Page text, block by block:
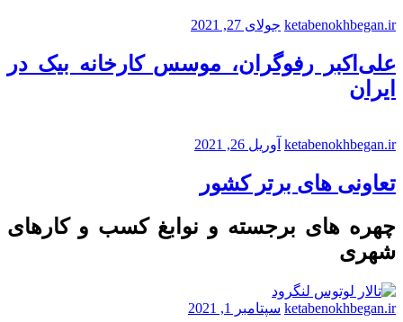
ketabenokhbegan.ir جولای 27, 2021
علی‌اکبر رفوگران، موسس کارخانه بیک در
ایران
ketabenokhbegan.ir آوریل 26, 2021
تعاونی های برتر کشور
چهره های برجسته و نوابغ کسب و کارهای
شهری
ketabenokhbegan.ir سپتامبر 1, 2021